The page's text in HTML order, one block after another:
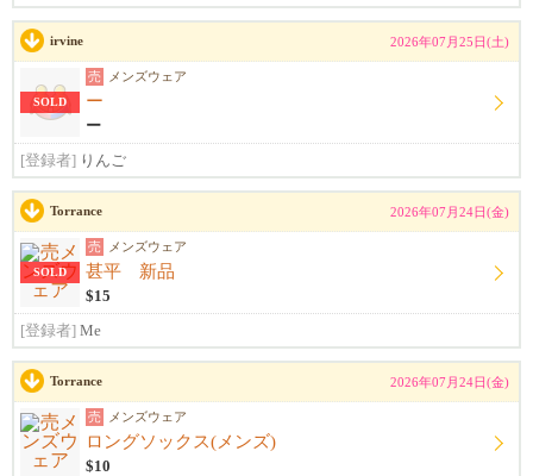
irvine 2026年07月25日(土)
SOLD
売 メンズウェア
ー
ー
[登録者] りんご
Torrance 2026年07月24日(金)
SOLD
売 メンズウェア
甚平 新品
$15
[登録者] Me
Torrance 2026年07月24日(金)
売 メンズウェア
ロングソックス(メンズ)
$10